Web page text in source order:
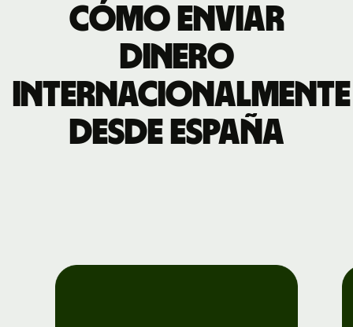
Cómo enviar
dinero
internacionalmente
desde España